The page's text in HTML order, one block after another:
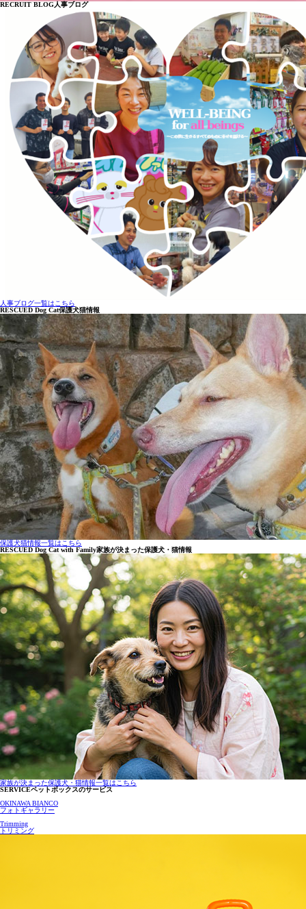
RECRUIT BLOG人事ブログ
人事ブログ一覧はこちら
RESCUED Dog Cat保護犬猫情報
保護犬猫情報一覧はこちら
RESCUED Dog Cat with Family家族が決まった保護犬・猫情報
家族が決まった保護犬・猫情報一覧はこちら
SERVICEペットボックスのサービス
OKINAWA BIANCO
フォトギャラリー
Trimming
トリミング